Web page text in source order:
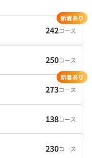
242コース
新着あり
250コース
273コース
新着あり
138コース
230コース